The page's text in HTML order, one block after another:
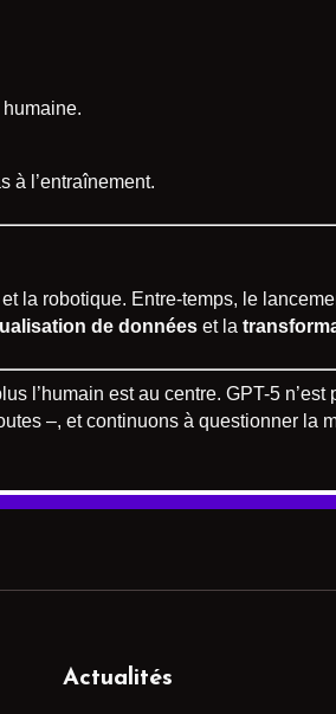
à l’entraînement.
la robotique. Entre-temps, le
de données et la
l’humain est au centre. GPT-5 n’est
–, et continuons à questionner la
Actualités